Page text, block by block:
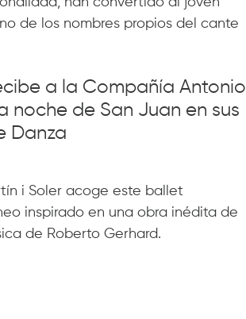
de los nombres propios del cante
a la Compañía Antonio
noche de San Juan en sus
Danza
i Soler acoge este ballet
inspirado en una obra inédita de
de Roberto Gerhard.